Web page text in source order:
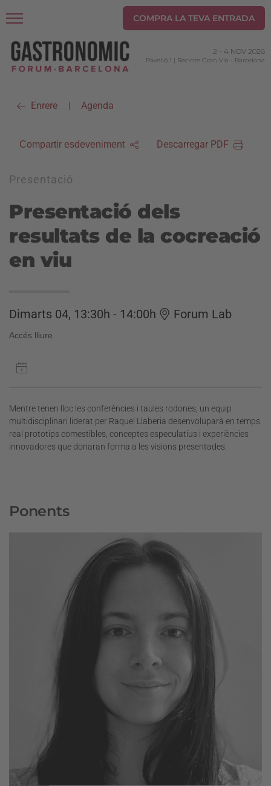
COMPRA LA TEVA ENTRADA
2 - 4 NOV 2026
Pavelló 1 | Recinte Gran Via - Barcelona
Enrere | Agenda
Compartir esdeveniment Descarregar PDF
Presentació
Presentació dels
resultats de la cocreació
en viu
Dimarts 04, 13:30h - 14:00h Forum Lab
Accés lliure
Mentre tenen lloc les conferències i taules rodones, un equip
multidisciplinari liderat per Raquel Llaberia desenvoluparà en temps
real prototips comestibles, conceptes especulatius i experiències
innovadores que donaran forma a les visions presentades.
Ponents